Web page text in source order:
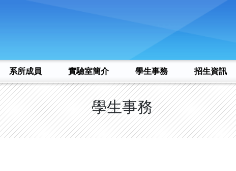
系所成員 實驗室簡介 學生事務 招生資訊
學生事務